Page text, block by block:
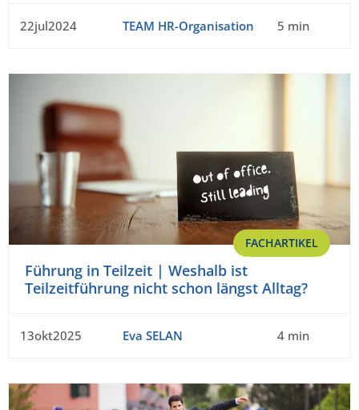
22jul2024 TEAM HR-Organisation 5 min
FACHARTIKEL
Führung in Teilzeit | Weshalb ist
Teilzeitführung nicht schon längst Alltag?
13okt2025 Eva SELAN 4 min